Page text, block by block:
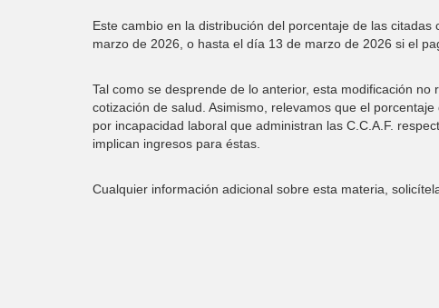
Este cambio en la distribución del porcentaje de las
marzo de 2026, o hasta el día 13 de marzo de 2026 si el
Tal como se desprende de lo anterior, esta modificación
cotización de salud. Asimismo, relevamos que el
por incapacidad laboral que administran las C.C.A.F.
implican ingresos para éstas.
Cualquier información adicional sobre esta materia,